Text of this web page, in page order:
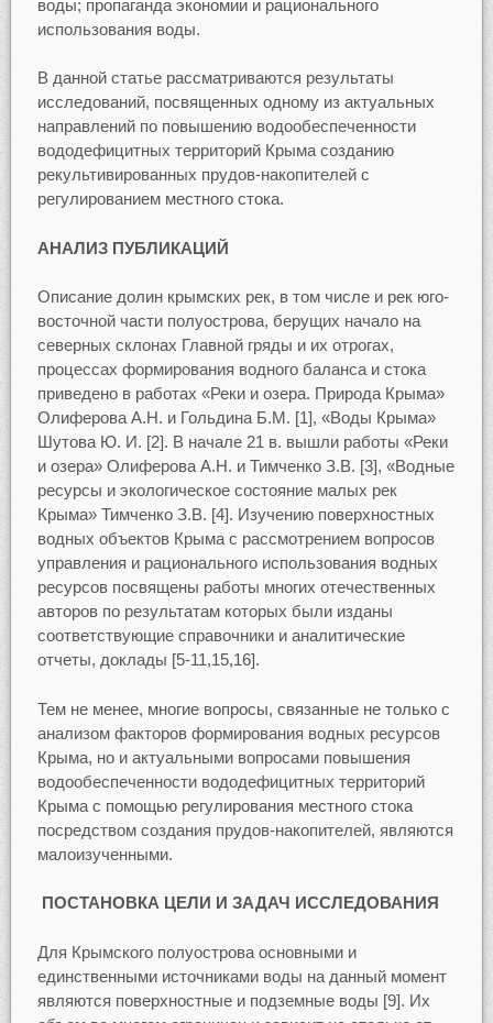
воды; пропаганда экономии и рационального
использования воды.
В данной статье рассматриваются результаты
исследований, посвященных одному из актуальных
направлений по повышению водообеспеченности
вододефицитных территорий Крыма созданию
рекультивированных прудов-накопителей с
регулированием местного стока.
АНАЛИЗ ПУБЛИКАЦИЙ
Описание долин крымских рек, в том числе и рек юго-
восточной части полуострова, берущих начало на
северных склонах Главной гряды и их отрогах,
процессах формирования водного баланса и стока
приведено в работах «Реки и озера. Природа Крыма»
Олиферова А.Н. и Гольдина Б.М. [1], «Воды Крыма»
Шутова Ю. И. [2]. В начале 21 в. вышли работы «Реки
и озера» Олиферова А.Н. и Тимченко З.В. [3], «Водные
ресурсы и экологическое состояние малых рек
Крыма» Тимченко З.В. [4]. Изучению поверхностных
водных объектов Крыма с рассмотрением вопросов
управления и рационального использования водных
ресурсов посвящены работы многих отечественных
авторов по результатам которых были изданы
соответствующие справочники и аналитические
отчеты, доклады [5-11,15,16].
Тем не менее, многие вопросы, связанные не только с
анализом факторов формирования водных ресурсов
Крыма, но и актуальными вопросами повышения
водообеспеченности вододефицитных территорий
Крыма с помощью регулирования местного стока
посредством создания прудов-накопителей, являются
малоизученными.
ПОСТАНОВКА ЦЕЛИ И ЗАДАЧ ИССЛЕДОВАНИЯ
Для Крымского полуострова основными и
единственными источниками воды на данный момент
являются поверхностные и подземные воды [9]. Их